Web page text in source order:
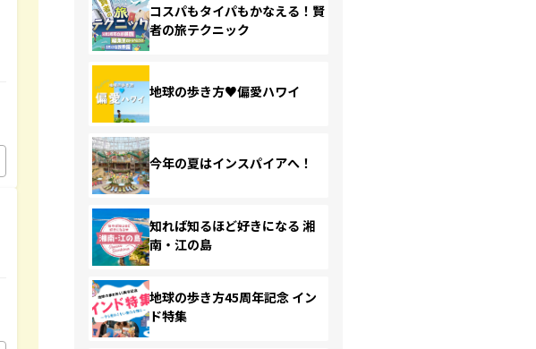
コスパもタイパもかなえる！賢
者の旅テクニック
地球の歩き方♥偏愛ハワイ
今年の夏はインスパイアへ！
知れば知るほど好きになる 湘
南・江の島
地球の歩き方45周年記念 イン
ド特集